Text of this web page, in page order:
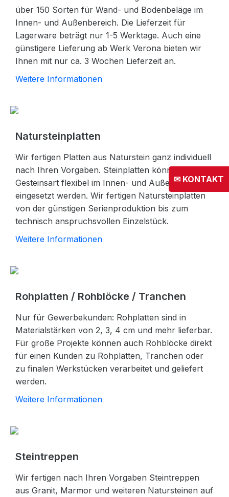
über 150 Sorten für Wand- und Bodenbeläge im
Innen- und Außenbereich. Die Lieferzeit für
Lagerware beträgt nur 1-5 Werktage. Auch eine
günstigere Lieferung ab Werk Verona bieten wir
Ihnen mit nur ca. 3 Wochen Lieferzeit an.
Weitere Informationen
Natursteinplatten
Wir fertigen Platten aus Naturstein ganz individuell
nach Ihren Vorgaben. Steinplatten können je nach
Gesteinsart flexibel im Innen- und Außenbereich
eingesetzt werden. Wir fertigen Natursteinplatten
von der günstigen Serienproduktion bis zum
technisch anspruchsvollen Einzelstück.
Weitere Informationen
Rohplatten / Rohblöcke / Tranchen
Nur für Gewerbekunden: Rohplatten sind in
Materialstärken von 2, 3, 4 cm und mehr lieferbar.
Für große Projekte können auch Rohblöcke direkt
für einen Kunden zu Rohplatten, Tranchen oder
zu finalen Werkstücken verarbeitet und geliefert
werden.
Weitere Informationen
Steintreppen
Wir fertigen nach Ihren Vorgaben Steintreppen
aus Granit, Marmor und weiteren Natursteinen auf
✉ KONTAKT